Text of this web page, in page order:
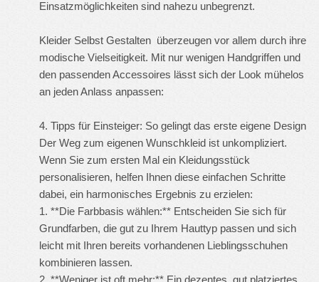
Einsatzmöglichkeiten sind nahezu unbegrenzt.
Kleider Selbst Gestalten überzeugen vor allem durch ihre
modische Vielseitigkeit. Mit nur wenigen Handgriffen und
den passenden Accessoires lässt sich der Look mühelos
an jeden Anlass anpassen:
4. Tipps für Einsteiger: So gelingt das erste eigene Design
Der Weg zum eigenen Wunschkleid ist unkompliziert.
Wenn Sie zum ersten Mal ein Kleidungsstück
personalisieren, helfen Ihnen diese einfachen Schritte
dabei, ein harmonisches Ergebnis zu erzielen:
1. **Die Farbbasis wählen:** Entscheiden Sie sich für
Grundfarben, die gut zu Ihrem Hauttyp passen und sich
leicht mit Ihren bereits vorhandenen Lieblingsschuhen
kombinieren lassen.
2. **Weniger ist oft mehr:** Ein dezentes, gut platziertes